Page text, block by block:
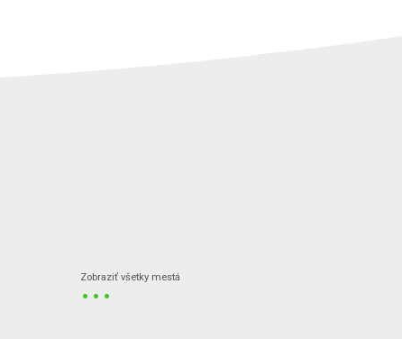
Zobraziť všetky mestá
...